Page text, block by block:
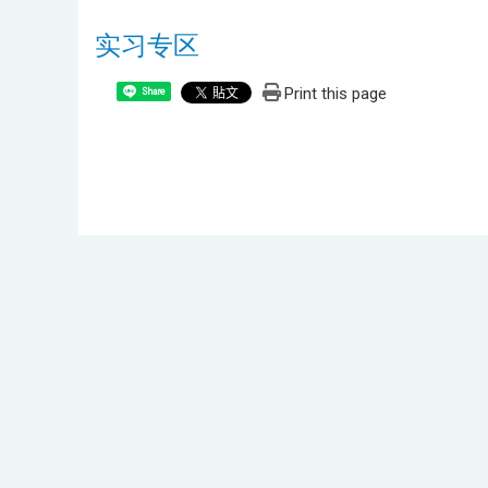
实习专区
Share Print this page